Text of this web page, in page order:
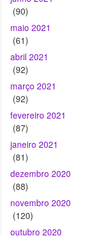
abril 2021
(92)
março 2021
(92)
fevereiro 2021
janeiro 2021
(81)
dezembro 2020
(88)
novembro 2020
(120)
outubro 2020
setembro 2020
(104)